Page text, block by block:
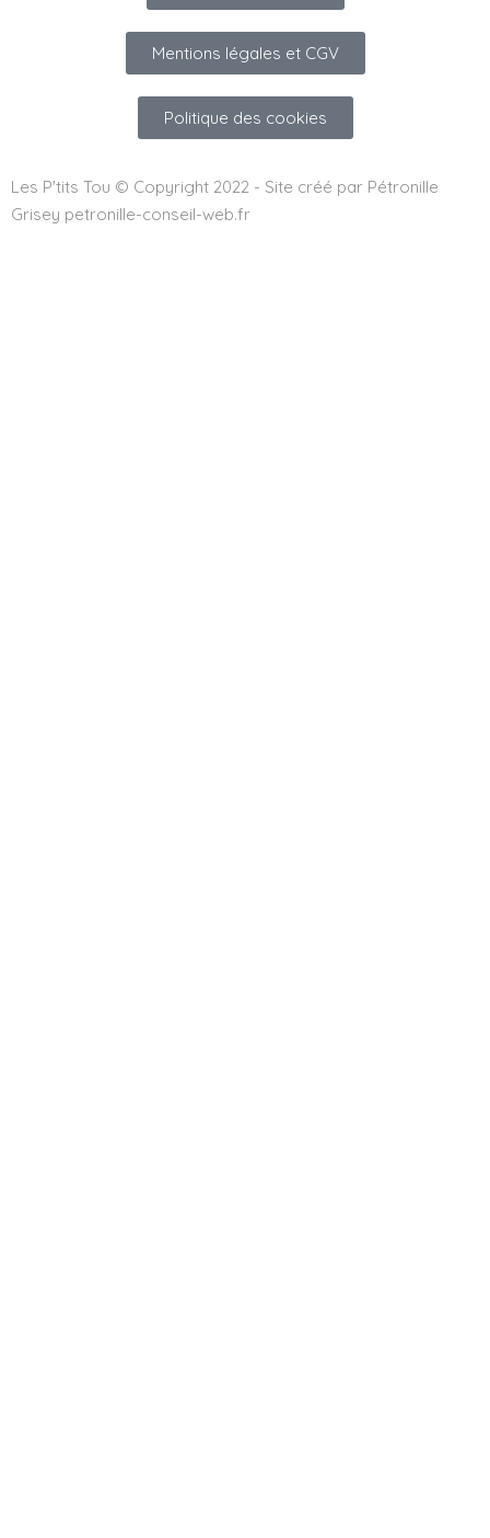
Mentions légales et CGV
Politique des cookies
Les P'tits Tou © Copyright 2022 - Site créé par Pétronille
Grisey petronille-conseil-web.fr